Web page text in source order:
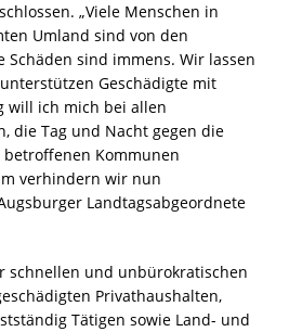
„Viele Menschen in
Umland sind von den
sind immens. Wir lassen
Geschädigte mit
will ich mich bei allen
die Tag und Nacht gegen die
Kommunen
verhindern wir nun
Landtagsabgeordnete
schnellen und unbürokratischen
Privathaushalten,
Tätigen sowie Land- und